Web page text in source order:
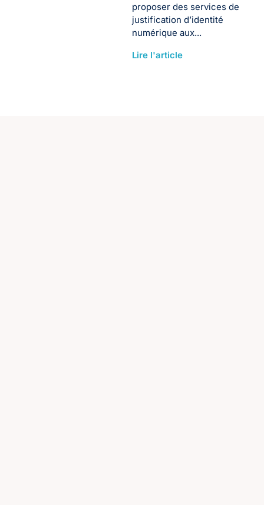
proposer des services de
justification d’identité
numérique aux...
Lire l'article